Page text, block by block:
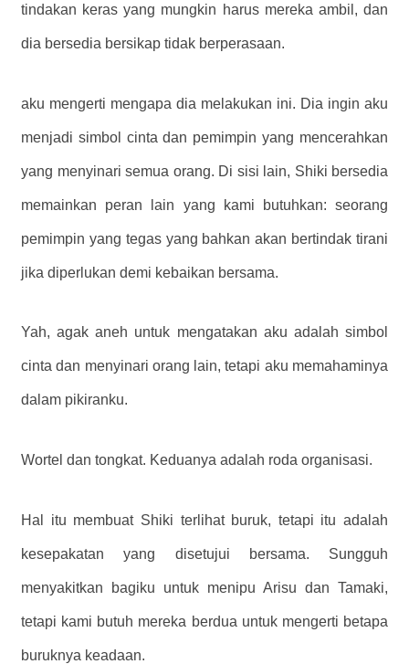
tindakan keras yang mungkin harus mereka ambil, dan
dia bersedia bersikap tidak berperasaan.
aku mengerti mengapa dia melakukan ini. Dia ingin aku
menjadi simbol cinta dan pemimpin yang mencerahkan
yang menyinari semua orang. Di sisi lain, Shiki bersedia
memainkan peran lain yang kami butuhkan: seorang
pemimpin yang tegas yang bahkan akan bertindak tirani
jika diperlukan demi kebaikan bersama.
Yah, agak aneh untuk mengatakan aku adalah simbol
cinta dan menyinari orang lain, tetapi aku memahaminya
dalam pikiranku.
Wortel dan tongkat. Keduanya adalah roda organisasi.
Hal itu membuat Shiki terlihat buruk, tetapi itu adalah
kesepakatan yang disetujui bersama. Sungguh
menyakitkan bagiku untuk menipu Arisu dan Tamaki,
tetapi kami butuh mereka berdua untuk mengerti betapa
buruknya keadaan.